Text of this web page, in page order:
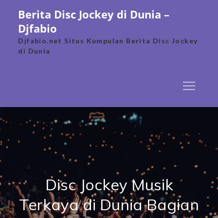
content
Berita Disc Jockey di Dunia –
Djfabio
Djfabio.net Situs Kumpulan Berita Disc Jockey
di Dunia
Disc Jockey Musik
Terkaya di Dunia Bagian